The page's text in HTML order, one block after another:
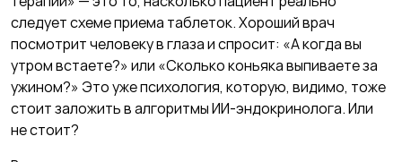
следует схеме приема таблеток. Хороший врач
посмотрит человеку в глаза и спросит: «А когда вы
утром встаете?» или «Сколько коньяка выпиваете за
ужином?» Это уже психология, которую, видимо, тоже
стоит заложить в алгоритмы ИИ-эндокринолога. Или
не стоит?